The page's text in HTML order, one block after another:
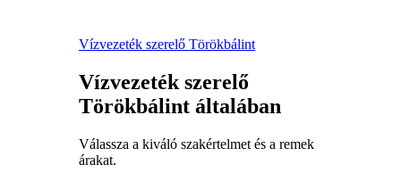
Vízvezeték szerelő Törökbálint
Vízvezeték szerelő
Törökbálint általában
Válassza a kiváló szakértelmet és a remek
árakat.